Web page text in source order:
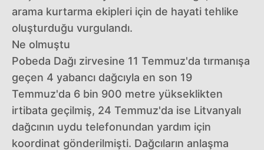
arama kurtarma ekipleri için de hayati tehlike
oluşturduğu vurgulandı.
Ne olmuştu
Pobeda Dağı zirvesine 11 Temmuz'da tırmanışa
geçen 4 yabancı dağcıyla en son 19
Temmuz'da 6 bin 900 metre yükseklikten
irtibata geçilmiş, 24 Temmuz'da ise Litvanyalı
dağcının uydu telefonundan yardım için
koordinat gönderilmişti. Dağcıların anlaşma